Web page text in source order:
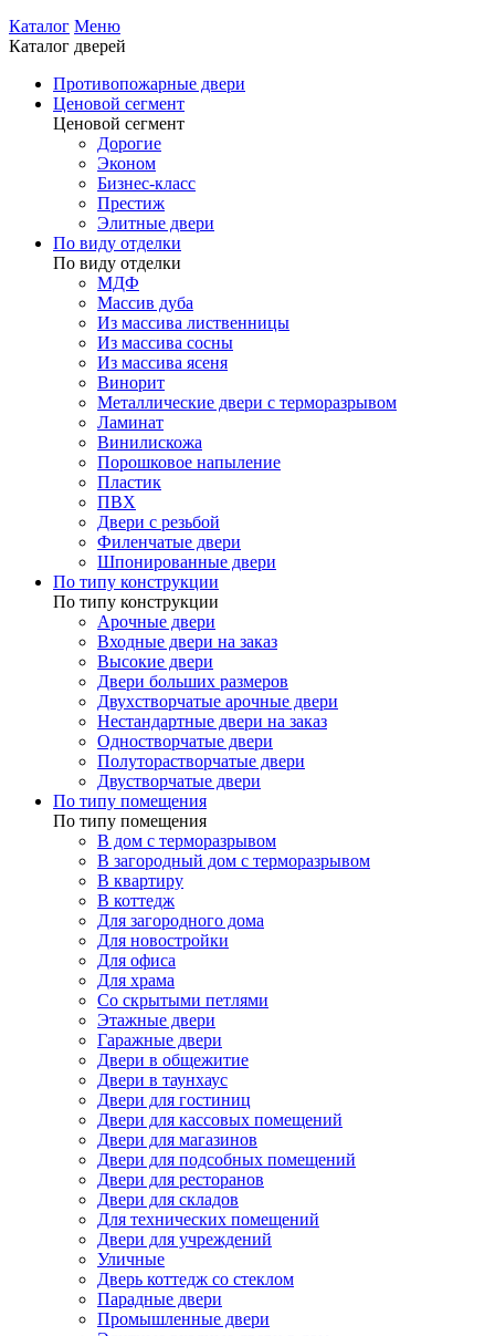
Каталог Меню
Каталог дверей
Противопожарные двери
Ценовой сегмент
Ценовой сегмент
Дорогие
Эконом
Бизнес-класс
Престиж
Элитные двери
По виду отделки
По виду отделки
МДФ
Массив дуба
Из массива лиственницы
Из массива сосны
Из массива ясеня
Винорит
Металлические двери с терморазрывом
Ламинат
Винилискожа
Порошковое напыление
Пластик
ПВХ
Двери с резьбой
Филенчатые двери
Шпонированные двери
По типу конструкции
По типу конструкции
Арочные двери
Входные двери на заказ
Высокие двери
Двери больших размеров
Двухстворчатые арочные двери
Нестандартные двери на заказ
Одностворчатые двери
Полуторастворчатые двери
Двустворчатые двери
По типу помещения
По типу помещения
В дом с терморазрывом
В загородный дом с терморазрывом
В квартиру
В коттедж
Для загородного дома
Для новостройки
Для офиса
Для храма
Со скрытыми петлями
Этажные двери
Гаражные двери
Двери в общежитие
Двери в таунхаус
Двери для гостиниц
Двери для кассовых помещений
Двери для магазинов
Двери для подсобных помещений
Двери для ресторанов
Двери для складов
Для технических помещений
Двери для учреждений
Уличные
Дверь коттедж со стеклом
Парадные двери
Промышленные двери